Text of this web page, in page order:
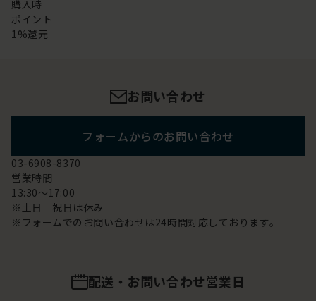
購入時
ポイント
1%還元
お問い合わせ
フォームからのお問い合わせ
03-6908-8370
営業時間
13:30～17:00
※土日 祝日は休み
※フォームでのお問い合わせは24時間対応しております。
配送・お問い合わせ営業日